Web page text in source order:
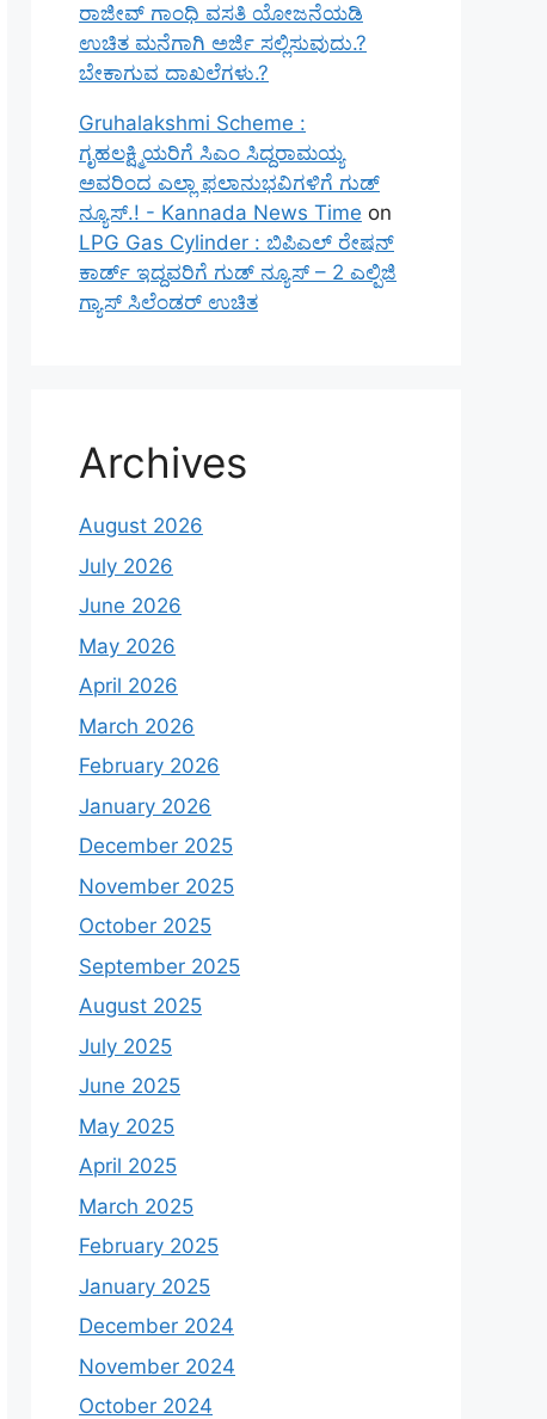
ರಾಜೀವ್ ಗಾಂಧಿ ವಸತಿ ಯೋಜನೆಯಡಿ
ಉಚಿತ ಮನೆಗಾಗಿ ಅರ್ಜಿ ಸಲ್ಲಿಸುವುದು.?
ಬೇಕಾಗುವ ದಾಖಲೆಗಳು.?
Gruhalakshmi Scheme :
ಗೃಹಲಕ್ಷ್ಮಿಯರಿಗೆ ಸಿಎಂ ಸಿದ್ದರಾಮಯ್ಯ
ಅವರಿಂದ ಎಲ್ಲಾ ಫಲಾನುಭವಿಗಳಿಗೆ ಗುಡ್
ನ್ಯೂಸ್.! - Kannada News Time on
LPG Gas Cylinder : ಬಿಪಿಎಲ್ ರೇಷನ್
ಕಾರ್ಡ್ ಇದ್ದವರಿಗೆ ಗುಡ್ ನ್ಯೂಸ್ – 2 ಎಲ್ಪಿಜಿ
ಗ್ಯಾಸ್ ಸಿಲೆಂಡರ್ ಉಚಿತ
Archives
August 2026
July 2026
June 2026
May 2026
April 2026
March 2026
February 2026
January 2026
December 2025
November 2025
October 2025
September 2025
August 2025
July 2025
June 2025
May 2025
April 2025
March 2025
February 2025
January 2025
December 2024
November 2024
October 2024